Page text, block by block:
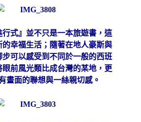
行式』並不只是一本旅遊書，這
幸福生活；隨著在地人豪斯與
可以感受到不同於一般的西班
前風光類比成台灣的某地，更
畫面的聯想與一絲親切感。